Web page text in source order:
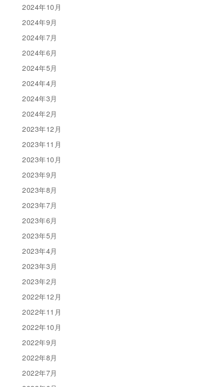
2024年10月
2024年9月
2024年7月
2024年6月
2024年5月
2024年4月
2024年3月
2024年2月
2023年12月
2023年11月
2023年10月
2023年9月
2023年8月
2023年7月
2023年6月
2023年5月
2023年4月
2023年3月
2023年2月
2022年12月
2022年11月
2022年10月
2022年9月
2022年8月
2022年7月